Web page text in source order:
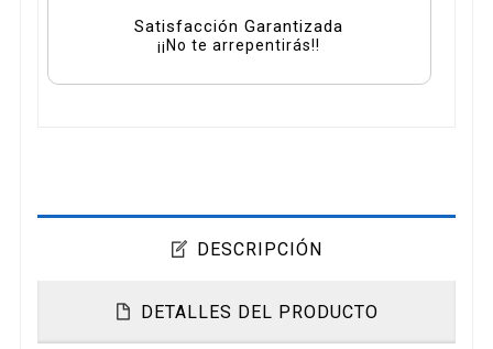
Satisfacción Garantizada
¡¡No te arrepentirás!!
DESCRIPCIÓN
DETALLES DEL PRODUCTO